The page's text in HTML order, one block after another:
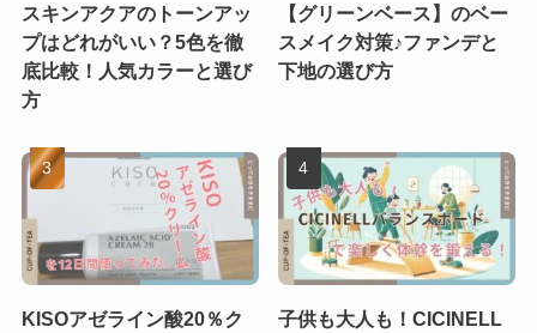
スキンアクアのトーンアッ
プはどれがいい？5色を徹
底比較！人気カラーと選び
方
【グリーンベース】のベー
スメイク対策♪ファンデと
下地の選び方
KISOアゼライン酸20％ク
子供も大人も！CICINELL